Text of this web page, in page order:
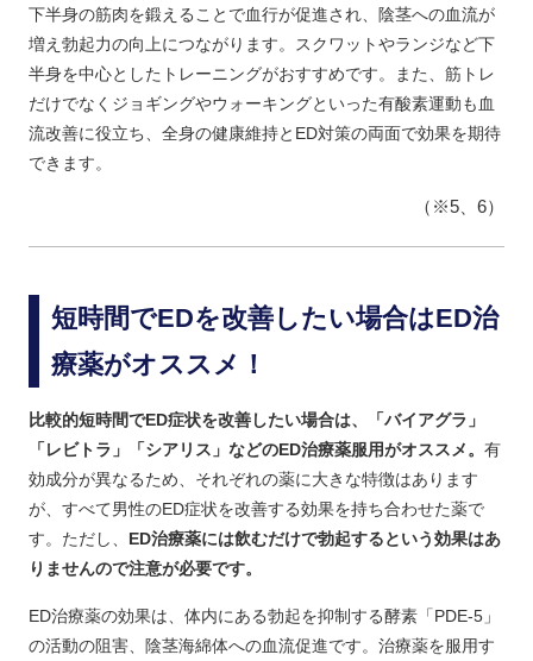
下半身の筋肉を鍛えることで血行が促進され、陰茎への血流が
増え勃起力の向上につながります。スクワットやランジなど下
半身を中心としたトレーニングがおすすめです。また、筋トレ
だけでなくジョギングやウォーキングといった有酸素運動も血
流改善に役立ち、全身の健康維持とED対策の両面で効果を期待
できます。
（※5、6）
短時間でEDを改善したい場合はED治
療薬がオススメ！
比較的短時間でED症状を改善したい場合は、「バイアグラ」
「レビトラ」「シアリス」などのED治療薬服用がオススメ。 有
効成分が異なるため、それぞれの薬に大きな特徴はあります
が、すべて男性のED症状を改善する効果を持ち合わせた薬で
す。ただし、 ED治療薬には飲むだけで勃起するという効果はあ
りませんので注意が必要です。
ED治療薬の効果は、体内にある勃起を抑制する酵素「PDE-5」
の活動の阻害、陰茎海綿体への血流促進です。治療薬を服用す